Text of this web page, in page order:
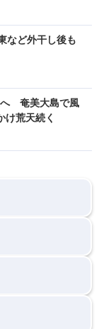
など外干し後も
へ 奄美大島で風
荒天続く